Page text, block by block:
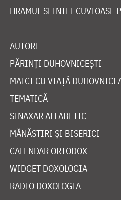
HRAMUL SFINTEI CUVIOASE
AUTORI
PĂRINȚI DUHOVNICEȘTI
MAICI CU VIAȚĂ
TEMATICĂ
SINAXAR ALFABETIC
MĂNĂSTIRI ȘI BISERICI
CALENDAR ORTODOX
WIDGET DOXOLOGIA
RADIO DOXOLOGIA